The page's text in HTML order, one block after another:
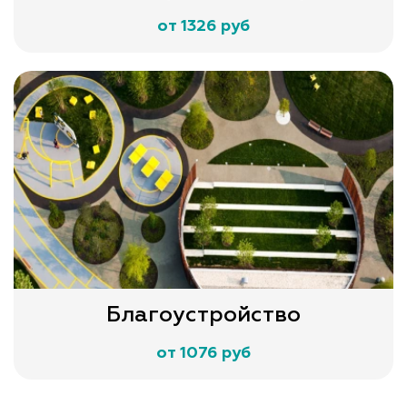
от 1326 руб
Благоустройство
от 1076 руб